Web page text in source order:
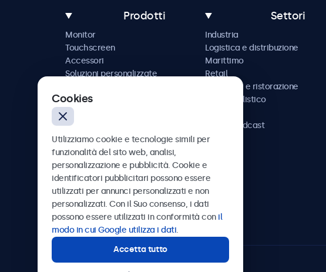
Prodotti
Monitor
Touchscreen
Accessori
Soluzioni personalizzate
Settori
Industria
Logistica e distribuzione
Marittimo
Retail
Ospitalità e ristorazione
Automobilistico
AV e broadcast
Sanità
Beetronics
Via Confienza, 10, 10121 Torino, Italia
Cookies
Utilizziamo cookie e tecnologie simili per
funzionalità del sito web, analisi,
personalizzazione e pubblicità. Cookie e
identificatori pubblicitari possono essere
utilizzati per annunci personalizzati e non
personalizzati. Con il Suo consenso, i dati
possono essere utilizzati in conformità con il
modo in cui Google utilizza i dati.
Accetta tutto